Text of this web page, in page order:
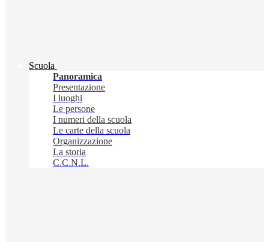
Scuola
Panoramica
Presentazione
I luoghi
Le persone
I numeri della scuola
Le carte della scuola
Organizzazione
La storia
C.C.N.L.